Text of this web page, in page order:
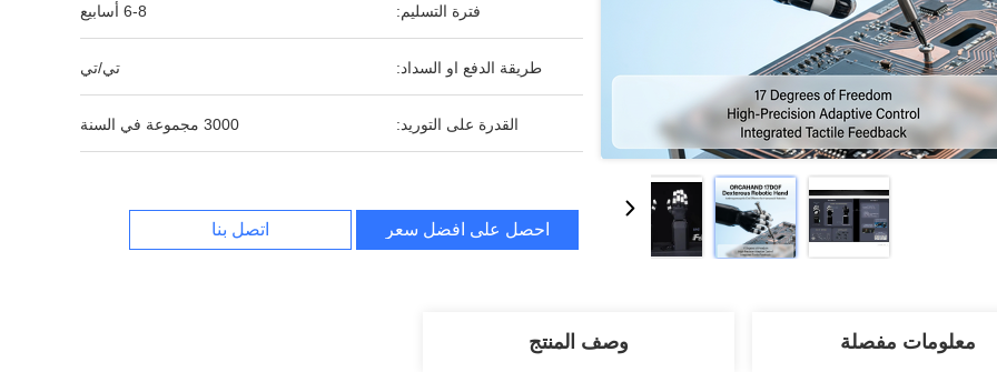
فترة التسليم: 6-8 أسابيع
طريقة الدفع او السداد: تي/تي
القدرة على التوريد: 3000 مجموعة في السنة
احصل على افضل سعر اتصل بنا
معلومات مفصلة وصف المنتج